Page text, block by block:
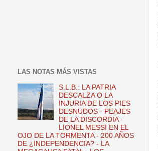
LAS NOTAS MÁS VISTAS
S.L.B.: LA PATRIA
DESCALZA O LA
INJURIA DE LOS PIES
DESNUDOS - PEAJES
DE LA DISCORDIA -
LIONEL MESSI EN EL
OJO DE LA TORMENTA - 200 AÑOS
DE ¿INDEPENDENCIA? - LA